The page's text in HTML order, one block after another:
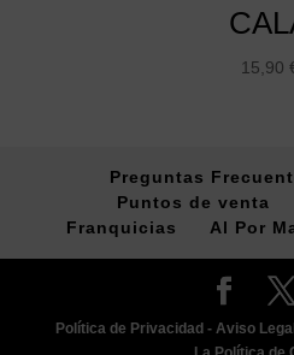
15,90
Preguntas
Puntos de venta
Franquicias
Al Por
Política de Privacidad - Aviso